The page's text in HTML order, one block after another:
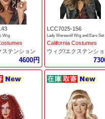
Wig
ステンション
4600円
LCC7025-156
Lady Werewolf Wig and Ears Set
California Costumes
ウィグ/エクステンショ